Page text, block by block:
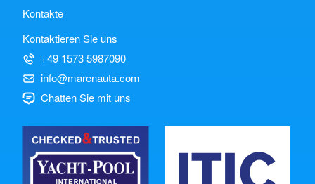
Kontakte
Kontaktieren Sie uns
+49 1573 5987090
info@marenauta.com
Chatten Sie mit uns